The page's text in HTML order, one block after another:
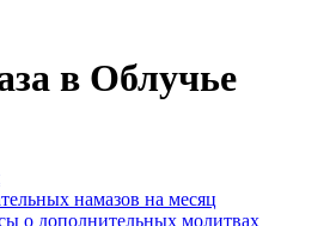
в Облучье
намазов на месяц
о дополнительных молитвах